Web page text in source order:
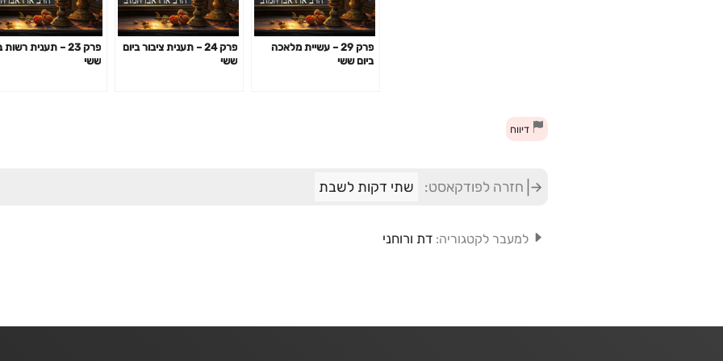
פרק 29 – עשיית מלאכה
ביום ששי
פרק 24 – תענית ציבור ביום
ששי
פרק 23 – תענית
ששי
דיווח
חזרה לפודקאסט: שתי דקות לשבת
למעבר לקטגוריה: דת ורוחני